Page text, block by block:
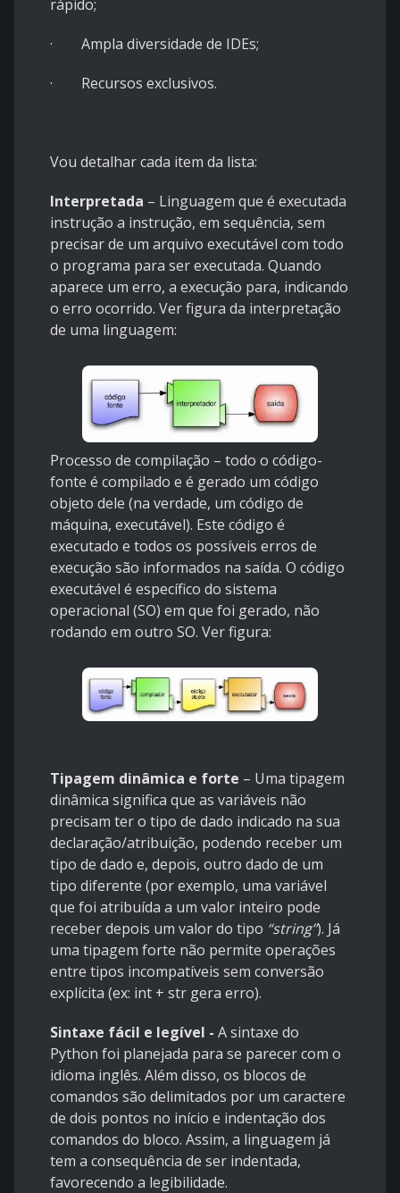
rápido;
· Ampla diversidade de IDEs;
· Recursos exclusivos.
Vou detalhar cada item da lista:
Interpretada – Linguagem que é executada
instrução a instrução, em sequência, sem
precisar de um arquivo executável com todo
o programa para ser executada. Quando
aparece um erro, a execução para, indicando
o erro ocorrido. Ver figura da interpretação
de uma linguagem:
Processo de compilação – todo o código-
fonte é compilado e é gerado um código
objeto dele (na verdade, um código de
máquina, executável). Este código é
executado e todos os possíveis erros de
execução são informados na saída. O código
executável é específico do sistema
operacional (SO) em que foi gerado, não
rodando em outro SO. Ver figura:
Tipagem dinâmica e forte – Uma tipagem
dinâmica significa que as variáveis não
precisam ter o tipo de dado indicado na sua
declaração/atribuição, podendo receber um
tipo de dado e, depois, outro dado de um
tipo diferente (por exemplo, uma variável
que foi atribuída a um valor inteiro pode
receber depois um valor do tipo “string”). Já
uma tipagem forte não permite operações
entre tipos incompatíveis sem conversão
explícita (ex: int + str gera erro).
Sintaxe fácil e legível - A sintaxe do
Python foi planejada para se parecer com o
idioma inglês. Além disso, os blocos de
comandos são delimitados por um caractere
de dois pontos no início e indentação dos
comandos do bloco. Assim, a linguagem já
tem a consequência de ser indentada,
favorecendo a legibilidade.